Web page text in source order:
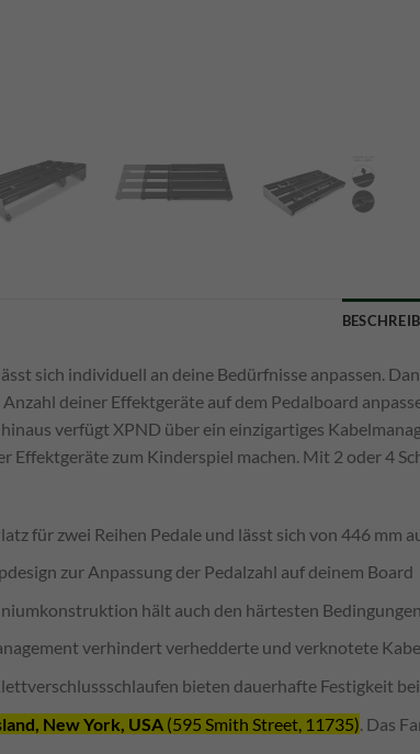
sich individuell an deine Bedürfnisse anpassen.
deiner Effektgeräte auf dem Pedalboard
verfügt XPND über ein einzigartiges
Effektgeräte zum Kinderspiel machen. Mit 2 oder 4
für zwei Reihen Pedale und lässt sich von 446 mm
zur Anpassung der Pedalzahl auf deinem Board
hält auch den härtesten
verhindert verhedderte und verknotete
bieten dauerhafte Festigkeit
New York, USA(595 Smith Street, 11735) . Das